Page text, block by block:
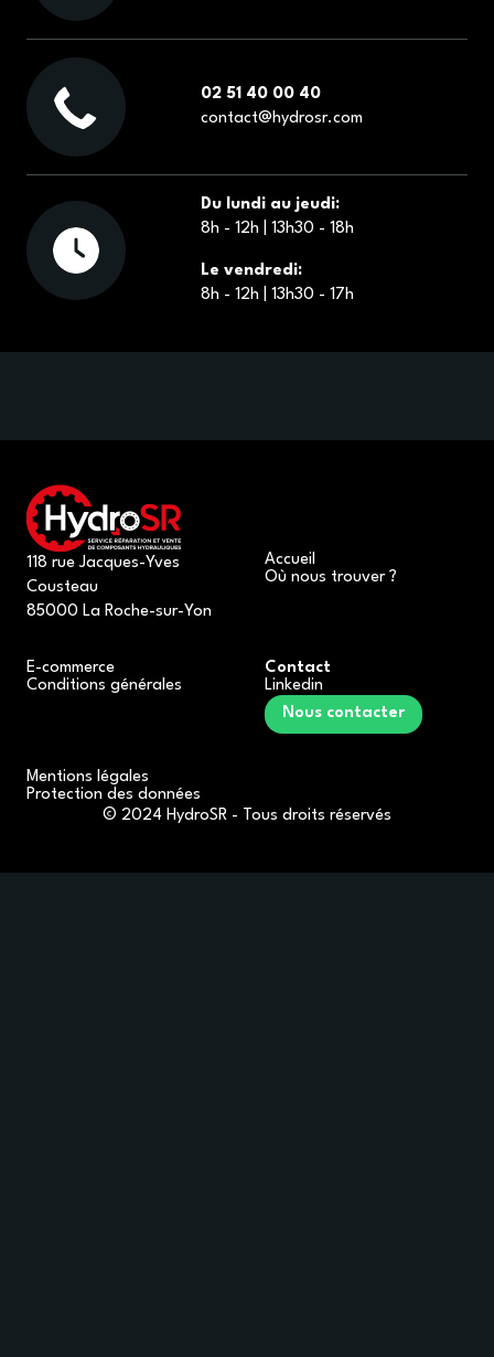
02 51 40 00 40
contact@hydrosr.com
Du lundi au jeudi:
8h - 12h | 13h30 - 18h
Le vendredi:
8h - 12h | 13h30 - 17h
118 rue Jacques-Yves
Cousteau
85000 La Roche-sur-Yon
Accueil
Où nous trouver ?
E-commerce
Conditions générales
Contact
Linkedin
Nous contacter
Mentions légales
Protection des données
© 2024 HydroSR - Tous droits réservés